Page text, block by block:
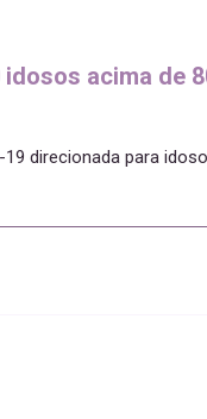
acima de
direcionada para